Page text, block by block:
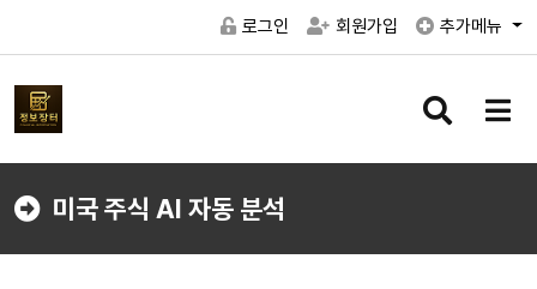
로그인 회원가입 추가메뉴
검
버
메
버
미국 주식 AI 자동 분석